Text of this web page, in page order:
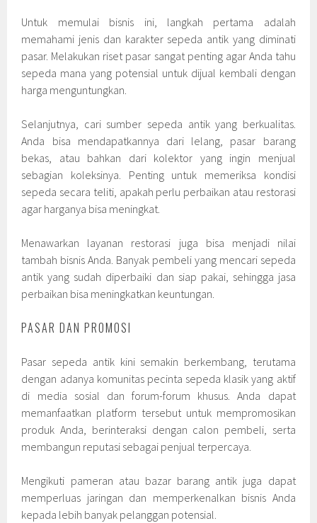
Untuk memulai bisnis ini, langkah pertama adalah
memahami jenis dan karakter sepeda antik yang diminati
pasar. Melakukan riset pasar sangat penting agar Anda tahu
sepeda mana yang potensial untuk dijual kembali dengan
harga menguntungkan.
Selanjutnya, cari sumber sepeda antik yang berkualitas.
Anda bisa mendapatkannya dari lelang, pasar barang
bekas, atau bahkan dari kolektor yang ingin menjual
sebagian koleksinya. Penting untuk memeriksa kondisi
sepeda secara teliti, apakah perlu perbaikan atau restorasi
agar harganya bisa meningkat.
Menawarkan layanan restorasi juga bisa menjadi nilai
tambah bisnis Anda. Banyak pembeli yang mencari sepeda
antik yang sudah diperbaiki dan siap pakai, sehingga jasa
perbaikan bisa meningkatkan keuntungan.
PASAR DAN PROMOSI
Pasar sepeda antik kini semakin berkembang, terutama
dengan adanya komunitas pecinta sepeda klasik yang aktif
di media sosial dan forum-forum khusus. Anda dapat
memanfaatkan platform tersebut untuk mempromosikan
produk Anda, berinteraksi dengan calon pembeli, serta
membangun reputasi sebagai penjual terpercaya.
Mengikuti pameran atau bazar barang antik juga dapat
memperluas jaringan dan memperkenalkan bisnis Anda
kepada lebih banyak pelanggan potensial.